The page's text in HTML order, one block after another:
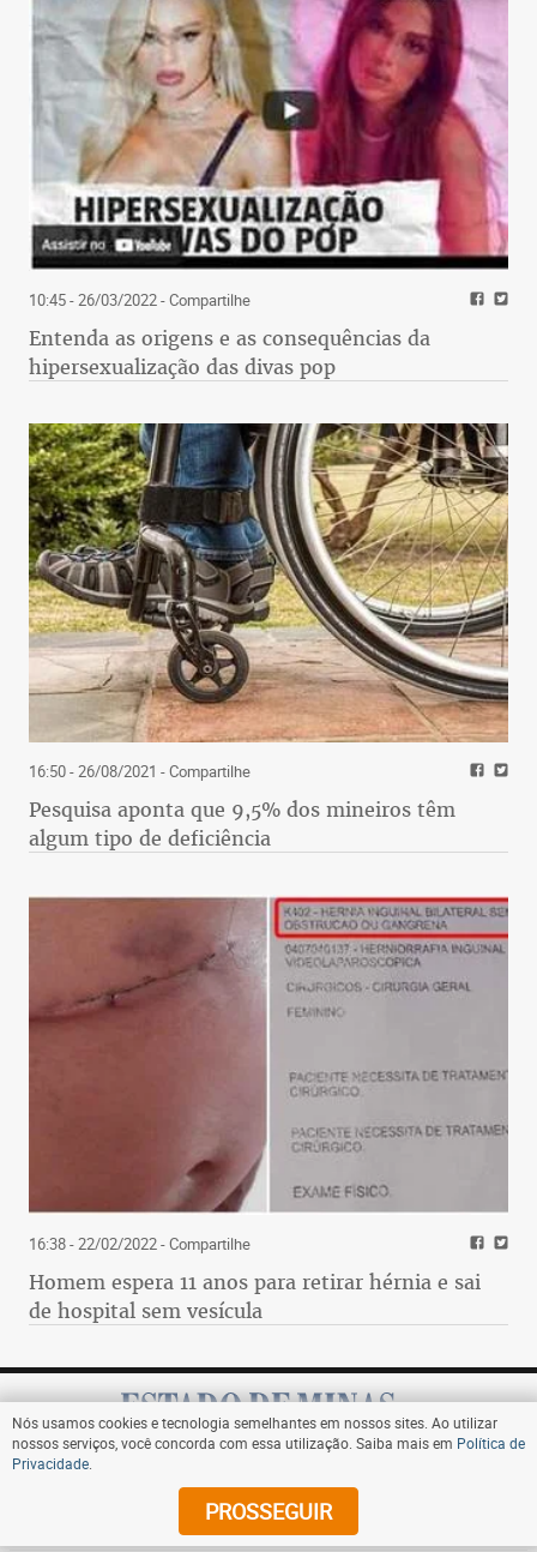
10:45 - 26/03/2022- Compartilhe
Entenda as origens e as consequências da
hipersexualização das divas pop
16:50 - 26/08/2021 - Compartilhe
Pesquisa aponta que 9,5% dos mineiros têm
algum tipo de deficiência
16:38 - 22/02/2022- Compartilhe
Homem espera 11 anos para retirar hérnia e sai
de hospital sem vesícula
Assine
Nós usamos cookies e tecnologia semelhantes em nossos sites. Ao utilizar
nossos serviços, você concorda com essa utilização. Saiba mais em Política de
Privacidade
PROSSEGUIR